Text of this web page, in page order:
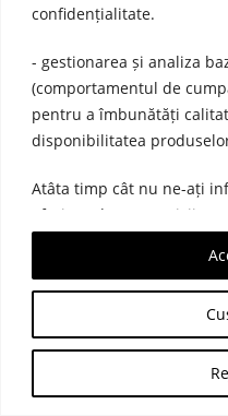
confidențialitate.
- gestionarea și analiza
(comportamentul de
pentru a îmbunătăți
disponibilitatea
Atâta timp cât nu ne-ați
oferi produse / servicii
comportamentul dvs. din
navigare, este interesul